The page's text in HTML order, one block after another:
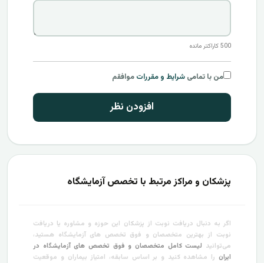
500کاراکتر مانده
من با تمامیشرایط و مقررات موافقم
افزودن نظر
پزشکان و مراکز مرتبط با تخصص آزمایشگاه
اگر به دنبال دریافت نوبت از پزشکان این حوزه و مشاوره یا دریافت
نوبت از بهترین متخصصان و فوق تخصص های آزمایشگاه هستید،
می‌توانید لیست کامل متخصصان و فوق تخصص های آزمایشگاه در
ایران را مشاهده کنید و بر اساس سابقه، امتیاز بیماران و موقعیت